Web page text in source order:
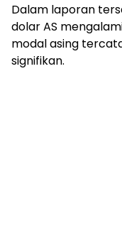
Dalam laporan
dolar AS
modal asing
signifikan.